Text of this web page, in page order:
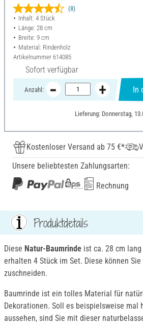
(8)
Inhalt: 4 Stück
Länge: 28 cm
Breite: 9 cm
Material: Rindenholz
Artikelnummer 614085
Sofort verfügbar
Anzahl: In
Lieferung: Donnerstag,
Kostenloser Versand ab 75 €*
Unsere beliebtesten Zahlungsarten:
Rechnung
Produktdetails
Diese Natur-Baumrinde ist ca. 28 cm
erhalten 4 Stück im Set. Diese können
zuschneiden.
Baumrinde ist ein tolles Material für
Dekorationen. Soll es beispielsweise mal
aussehen, sind Sie mit dieser